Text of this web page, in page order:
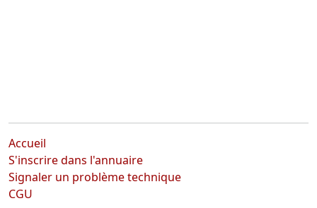
Accueil
S'inscrire dans l'annuaire
Signaler un problème technique
CGU